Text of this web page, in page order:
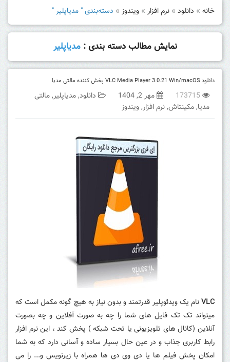
خانه » دانلود » نرم افزار » ویندوز » دسته‌بندی " مدیاپلیر "
نمایش مطالب دسته بندی :مدیاپلیر
دانلود VLC Media Player 3.0.21 Win/macOS پخش کننده مالتی مدیا
173715 مهر 2, 1404 دانلود,مدیاپلیر,مالتی
مدیا,مکینتاش,نرم افزار,ویندوز
VLCنام یک ویدئوپلیر قدرتمند و بدون نیاز به هیچ گونه مکمل است که
میتواند تک تک فایل های شما را چه به صورت آفلاین و چه بصورت
آنلاین (کانال های تلویزیونی یا تحت شبکه ) پخش کند ، این نرم افزار
رابط کاربری جذاب و در عین حال بسیار ساده و آسانی دارد که به شما
امکان پخش فیلم ها یا دی وی دی ها همراه با زیرنویس و... را می